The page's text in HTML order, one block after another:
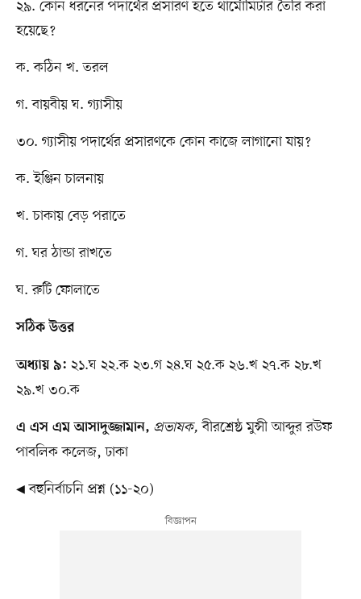
২৯. কোন ধরনের পদার্থের প্রসারণ হতে থার্মোমিটার তৈরি করা
হয়েছে?
ক. কঠিন খ. তরল
গ. বায়বীয় ঘ. গ্যাসীয়
৩০. গ্যাসীয় পদার্থের প্রসারণকে কোন কাজে লাগানো যায়?
ক. ইঞ্জিন চালনায়
খ. চাকায় বেড় পরাতে
গ. ঘর ঠান্ডা রাখতে
ঘ. রুটি ফোলাতে
সঠিক উত্তর
অধ্যায় ৯: ২১.ঘ ২২.ক ২৩.গ ২৪.ঘ ২৫.ক ২৬.খ ২৭.ক ২৮.খ
২৯.খ ৩০.ক
এ এস এম আসাদুজ্জামান, প্রভাষক, বীরশ্রেষ্ঠ মুন্সী আব্দুর রউফ
পাবলিক কলেজ, ঢাকা
◀ বহুনির্বাচনি প্রশ্ন (১১-২০)